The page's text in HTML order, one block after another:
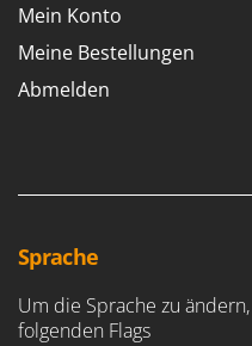
Mein Konto
Meine Bestellungen
Abmelden
Sprache
Um die Sprache zu
folgenden Flags